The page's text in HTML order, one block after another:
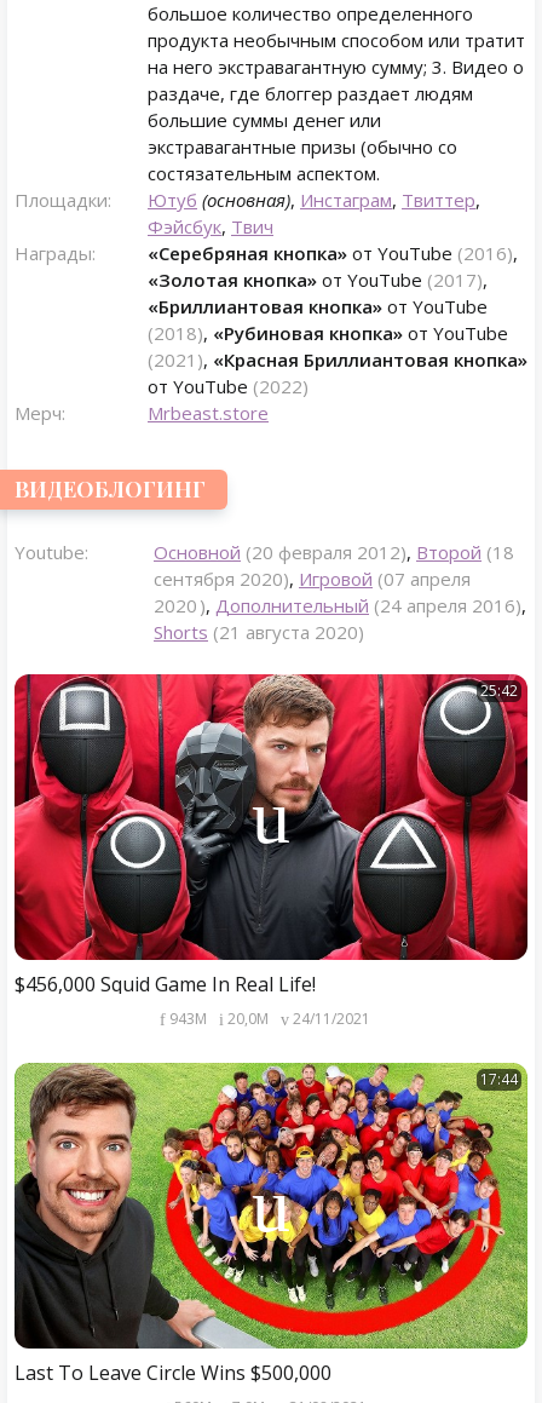
большое количество определенного
продукта необычным способом или тратит
на него экстравагантную сумму; 3. Видео о
раздаче, где блоггер раздает людям
большие суммы денег или
экстравагантные призы (обычно со
состязательным аспектом.
Площадки:
Ютуб (основная), Инстаграм, Твиттер,
Фэйсбук, Твич
Награды:
«Серебряная кнопка» от YouTube (2016),
«Золотая кнопка» от YouTube (2017),
«Бриллиантовая кнопка» от YouTube
(2018), «Рубиновая кнопка» от YouTube
(2021), «Красная Бриллиантовая кнопка»
от YouTube (2022)
Мерч:
Mrbeast.store
ВИДЕОБЛОГИНГ
Youtube: Основной (20 февраля 2012), Второй (18
сентября 2020), Игровой (07 апреля
2020 ), Дополнительный (24 апреля 2016),
Shorts (21 августа 2020)
25:42
$456,000 Squid Game In Real Life!
943M 20,0M 24/11/2021
17:44
Last To Leave Circle Wins $500,000